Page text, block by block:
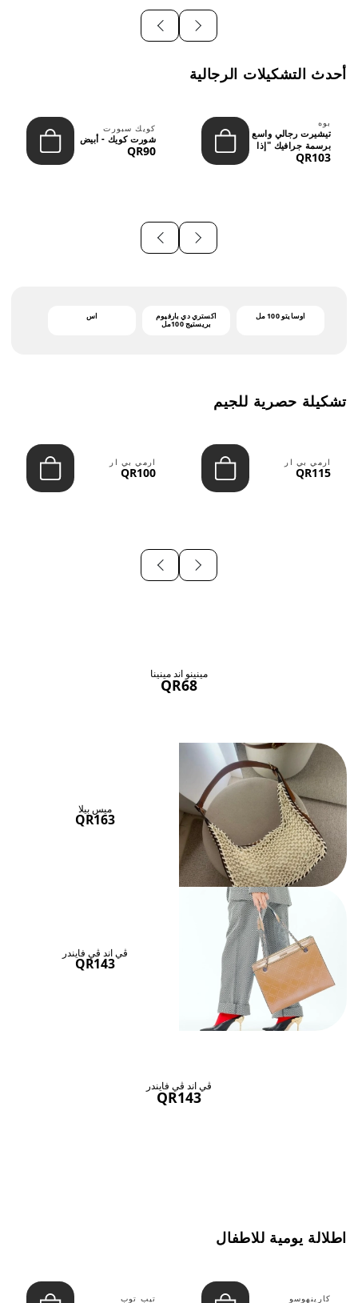
أحدث التشكيلات الرجالية
بوه
تيشيرت رجالي واسع
برسمة جرافيك "إذا
لم نُعجبك...
QR103
كويك سبورت
شورت كويك - أبيض
QR90
أوسايتو 100 مل
اكستري دي بارفيوم
بريستيج 100مل
اس
تشكيلة حصرية للجيم
ارمي بي ار
QR115
ارمي بي ار
QR100
مينينو اند مينينا
QR68
ميس بيلا
QR163
ڤي اند ڤي فايندر
QR143
ڤي اند ڤي فايندر
QR143
اطلالة يومية للاطفال
كارينهوسو تيب توب